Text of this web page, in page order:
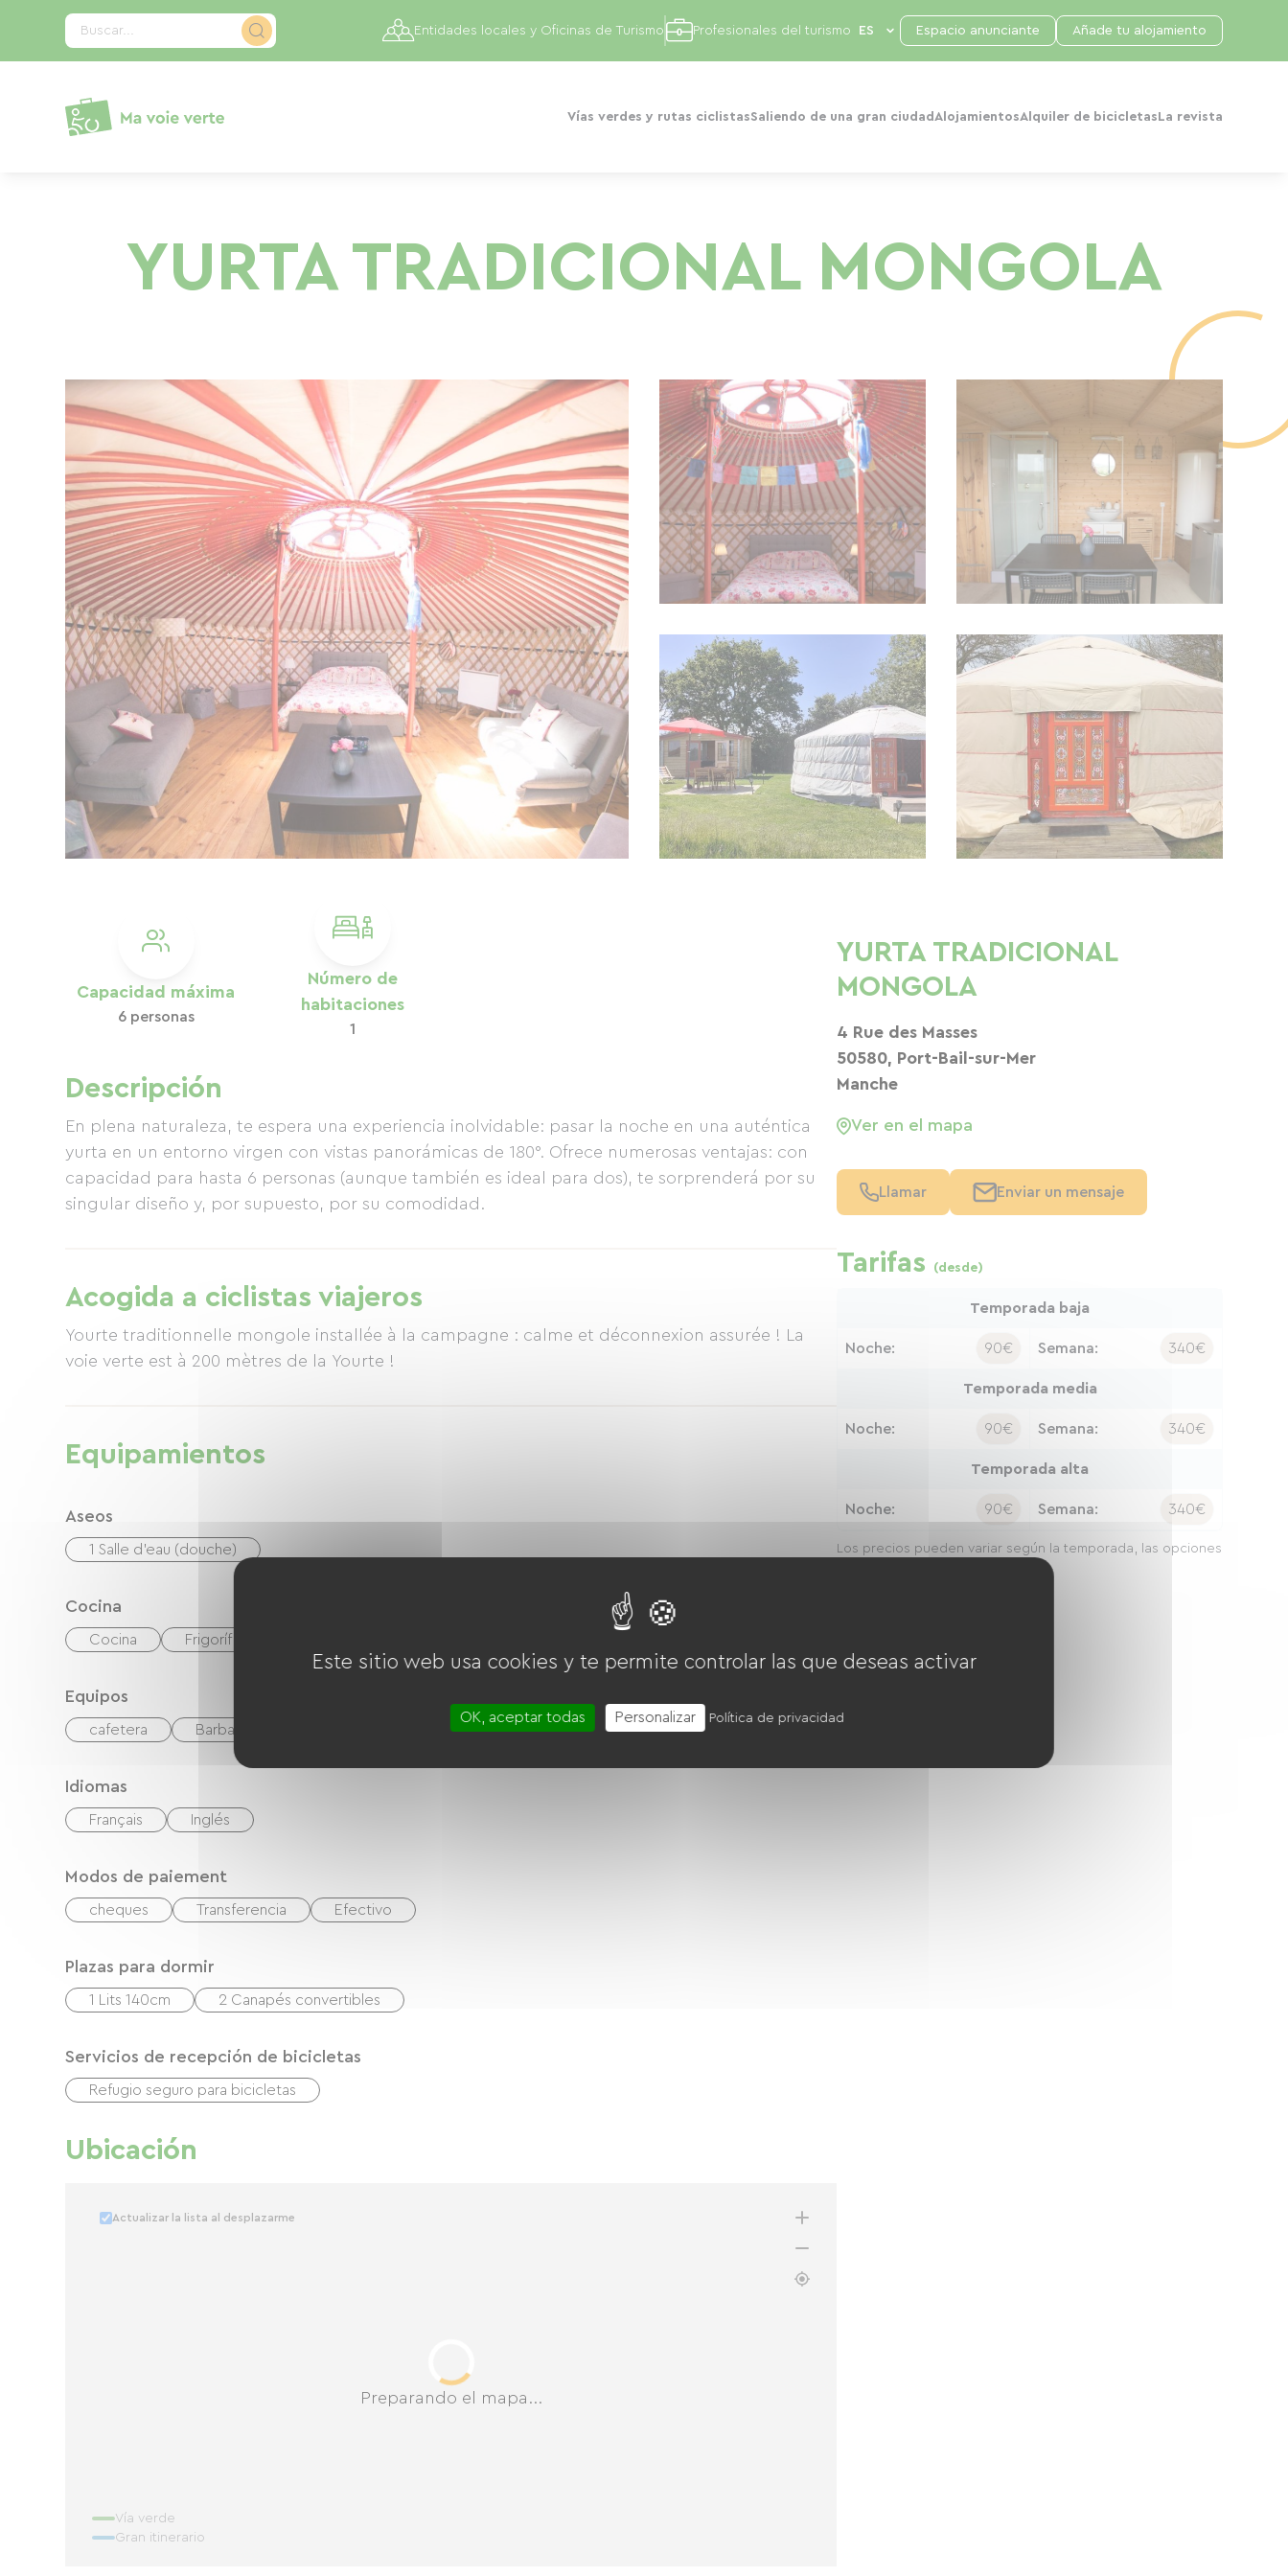
Buscar...
Vías verdes y rutas ciclistasSaliendo de una gran ciudad AlojamientosAlquiler de bicicletas La revista
Entidades locales y Oficinas de Turismo Profesionales del turismo Espacio anunciante Añade tu alojamiento
YURTA TRADICIONAL MONGOLA
Capacidad máxima
6 personas
Número de
habitaciones
1
Descripción
En plena naturaleza, te espera una experiencia inolvidable: pasar la noche en una auténtica
yurta en un entorno virgen con vistas panorámicas de 180°. Ofrece numerosas ventajas: con
capacidad para hasta 6 personas (aunque también es ideal para dos), te sorprenderá por su
singular diseño y, por supuesto, por su comodidad.
Acogida a ciclistas viajeros
Yourte traditionnelle mongole installée à la campagne : calme et déconnexion assurée ! La
voie verte est à 200 mètres de la Yourte !
Equipamientos
Aseos
1 Salle d'eau (douche)
Cocina
Cocina Frigorífico
Equipos
cafetera Barbacoa
Idiomas
Français Inglés
Modos de paiement
cheques Transferencia Efectivo
Plazas para dormir
1 Lits 140cm 2 Canapés convertibles
Servicios de recepción de bicicletas
Refugio seguro para bicicletas
Ubicación
Preparando el mapa...
Actualizar la lista al desplazarme
Vía verde
Gran itinerario
YURTA TRADICIONAL
MONGOLA
4 Rue des Masses
50580, Port-Bail-sur-Mer
Manche
Ver en el mapa
Llamar Enviar un mensaje
Tarifas (desde)
Temporada baja
Noche: 90€ Semana: 340€
Temporada media
Noche: 90€ Semana: 340€
Temporada alta
Noche: 90€ Semana: 340€
Los precios pueden variar según la temporada, las opciones
Panel de gestión de cookies
Este sitio web usa cookies y te permite controlar las que deseas activar
OK, aceptar todas Personalizar Política de privacidad